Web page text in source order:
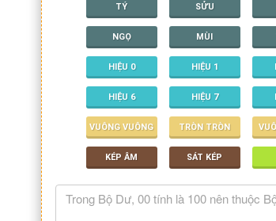
TÝ SỬU
NGỌ MÙI
HIỆU 0 HIỆU 1
HIỆU 6 HIỆU 7
VUÔNG VUÔNG TRÒN TRÒN
KÉP ÂM SÁT KÉP